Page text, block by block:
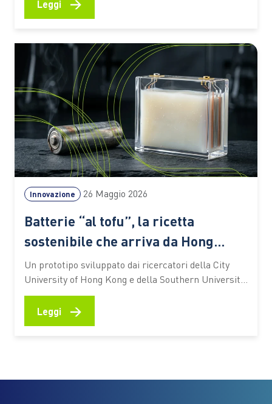
una delle principali leve della transizione
elettricità pulita, ma hanno una caratteristica con…
Leggi →
Innovazione 26 Maggio 2026
Batterie “al tofu”, la ricetta
sostenibile che arriva da Hong
Kong
Un prototipo sviluppato dai ricercatori della City
University of Hong Kong e della Southern University
of Science and Technology di Shenzhen usa sali di
magnesio e calcio, simili a quelli della salamoia
alimentare Una batteria ispirata al tofu può
Leggi →